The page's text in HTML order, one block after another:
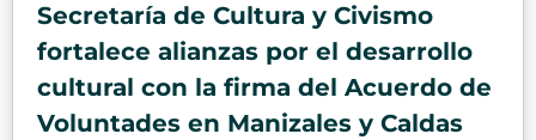
Secretaría de Cultura y Civismo
fortalece alianzas por el desarrollo
cultural con la firma del Acuerdo de
Voluntades en Manizales y Caldas